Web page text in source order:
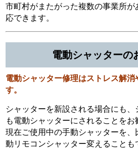
市町村がまたがった複数の事業所
応できます。
電動シャッターの
電動シャッター修理はストレス解消
す。
シャッターを新設される場合にも、
も電動シャッターにされることをお
現在ご使用中の手動シャッターを、
動リモコンシャッター変えることも